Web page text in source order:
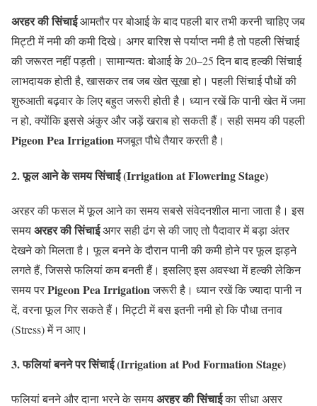
अरहर की सिंचाईआमतौर पर बोआई के बाद पहली बार तभी करनी चाहिए जब
मिट्टी में नमी की कमी दिखे। अगर बारिश से पर्याप्त नमी है तो पहली सिंचाई
की जरूरत नहीं पड़ती। सामान्यतः बोआई के 20–25 दिन बाद हल्की सिंचाई
लाभदायक होती है, खासकर तब जब खेत सूखा हो। पहली सिंचाई पौधों की
शुरुआती बढ़वार के लिए बहुत जरूरी होती है। ध्यान रखें कि पानी खेत में जमा
न हो, क्योंकि इससे अंकुर और जड़ें खराब हो सकती हैं। सही समय की पहली
Pigeon Pea Irrigationमजबूत पौधे तैयार करती है।
2. फूल आने के समय सिंचाई (Irrigation at Flowering Stage)
अरहर की फसल में फूल आने का समय सबसे संवेदनशील माना जाता है। इस
समयअरहर की सिंचाईअगर सही ढंग से की जाए तो पैदावार में बड़ा अंतर
देखने को मिलता है। फूल बनने के दौरान पानी की कमी होने पर फूल झड़ने
लगते हैं, जिससे फलियां कम बनती हैं। इसलिए इस अवस्था में हल्की लेकिन
समय परPigeon Pea Irrigationजरूरी है। ध्यान रखें कि ज्यादा पानी न
दें, वरना फूल गिर सकते हैं। मिट्टी में बस इतनी नमी हो कि पौधा तनाव
(Stress) में न आए।
3. फलियां बनने पर सिंचाई (Irrigation at Pod Formation Stage)
फलियां बनने और दाना भरने के समयअरहर की सिंचाईका सीधा असर